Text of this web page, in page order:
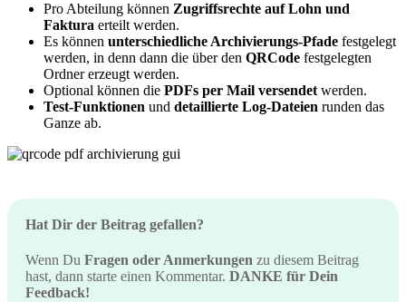
Pro Abteilung können Zugriffsrechte auf Lohn und
Faktura erteilt werden.
Es können unterschiedliche Archivierungs-Pfade festgelegt
werden, in denn dann die über den QRCode festgelegten
Ordner erzeugt werden.
Optional können die PDFs per Mail versendet werden.
Test-Funktionen und detaillierte Log-Dateien runden das
Ganze ab.
Hat Dir der Beitrag gefallen?
Wenn Du Fragen oder Anmerkungen zu diesem Beitrag
hast, dann starte einen Kommentar. DANKE für Dein
Feedback!